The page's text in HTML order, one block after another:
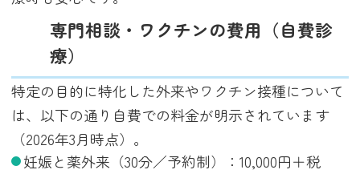
専門相談・ワクチンの費用（自費診
療）
特定の目的に特化した外来やワクチン接種について
は、以下の通り自費での料金が明示されています
（2026年3月時点）。
妊娠と薬外来（30分／予約制）：10,000円＋税